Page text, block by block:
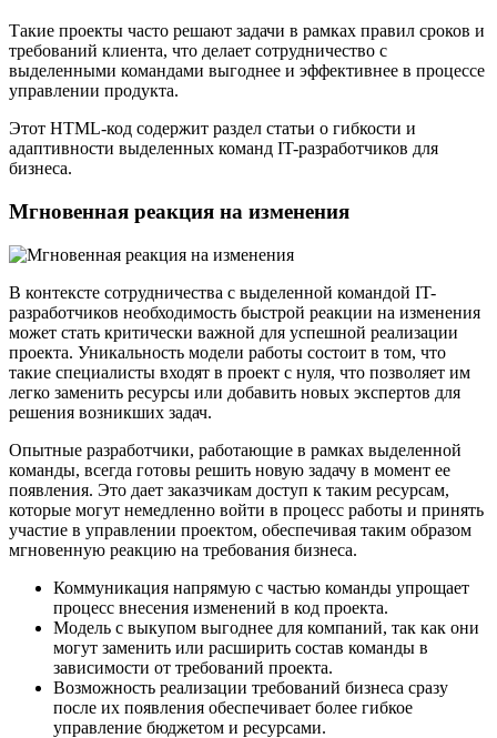
Такие проекты часто решают задачи в рамках правил сроков и
требований клиента, что делает сотрудничество с
выделенными командами выгоднее и эффективнее в процессе
управлении продукта.
Этот HTML-код содержит раздел статьи о гибкости и
адаптивности выделенных команд IT-разработчиков для
бизнеса.
Мгновенная реакция на изменения
В контексте сотрудничества с выделенной командой IT-
разработчиков необходимость быстрой реакции на изменения
может стать критически важной для успешной реализации
проекта. Уникальность модели работы состоит в том, что
такие специалисты входят в проект с нуля, что позволяет им
легко заменить ресурсы или добавить новых экспертов для
решения возникших задач.
Опытные разработчики, работающие в рамках выделенной
команды, всегда готовы решить новую задачу в момент ее
появления. Это дает заказчикам доступ к таким ресурсам,
которые могут немедленно войти в процесс работы и принять
участие в управлении проектом, обеспечивая таким образом
мгновенную реакцию на требования бизнеса.
Коммуникация напрямую с частью команды упрощает
процесс внесения изменений в код проекта.
Модель с выкупом выгоднее для компаний, так как они
могут заменить или расширить состав команды в
зависимости от требований проекта.
Возможность реализации требований бизнеса сразу
после их появления обеспечивает более гибкое
управление бюджетом и ресурсами.